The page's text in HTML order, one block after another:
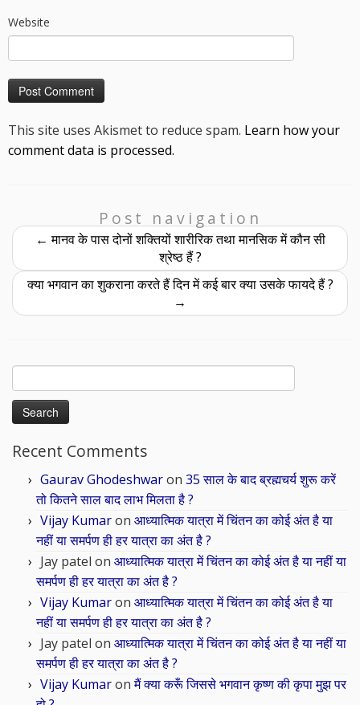
Website
This site uses Akismet to reduce spam. Learn how your
comment data is processed.
Post navigation
← मानव के पास दोनों शक्तियों शारीरिक तथा मानसिक में कौन सी
श्रेष्ठ हैं ?
क्या भगवान का शुकराना करते हैं दिन में कई बार क्या उसके फायदे हैं ?
→
Search
for:
Recent Comments
Gaurav Ghodeshwaron 35 साल के बाद ब्रह्मचर्य शुरू करें
तो कितने साल बाद लाभ मिलता है ?
Vijay Kumaron आध्यात्मिक यात्रा में चिंतन का कोई अंत है या
नहीं या समर्पण ही हर यात्रा का अंत है ?
Jay patel on आध्यात्मिक यात्रा में चिंतन का कोई अंत है या नहीं या
समर्पण ही हर यात्रा का अंत है ?
Vijay Kumaron आध्यात्मिक यात्रा में चिंतन का कोई अंत है या
नहीं या समर्पण ही हर यात्रा का अंत है ?
Jay patel on आध्यात्मिक यात्रा में चिंतन का कोई अंत है या नहीं या
समर्पण ही हर यात्रा का अंत है ?
Vijay Kumaronमैं क्या करूँ जिससे भगवान कृष्ण की कृपा मुझ पर